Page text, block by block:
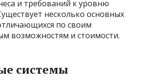
и требований к уровню
несколько основных
по своим
возможностям и стоимости.
системы